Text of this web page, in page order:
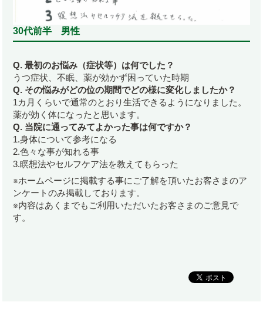
30代前半 男性
Q. 最初のお悩み（症状等）は何でした？
うつ症状、不眠、薬が効かず困っていた時期
Q. その悩みがどの位の期間でどの様に変化しましたか？
1カ月くらいで通常のとおり生活できるようになりました。
薬が効く体になったと思います。
Q. 当院に通ってみてよかった事は何ですか？
1.身体について参考になる
2.色々な事が知れる事
3.瞑想法やセルフケア法を教えてもらった
※ホームページに掲載する事にご了解を頂いたお客さまのア
ンケートのみ掲載しております。
※内容はあくまでもご利用いただいたお客さまのご意見で
す。